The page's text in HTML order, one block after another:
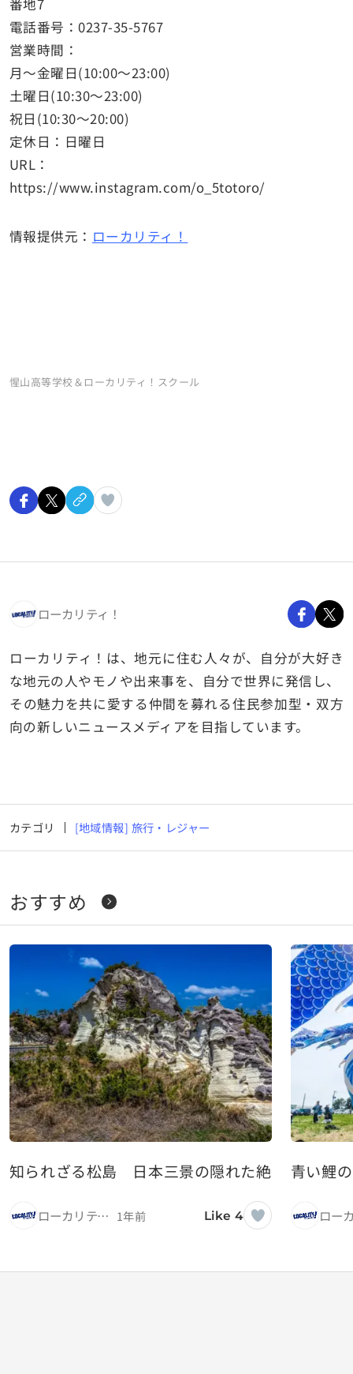
番地7
電話番号：0237-35-5767
営業時間：
月～金曜日(10:00〜23:00)
土曜日(10:30〜23:00)
祝日(10:30〜20:00)
定休日：日曜日
URL：
https://www.instagram.com/o_5totoro/
情報提供元： ローカリティ！
惺山高等学校＆ローカリティ！スクール
ローカリティ！
ローカリティ！は、地元に住む人々が、自分が大好き
な地元の人やモノや出来事を、自分で世界に発信し、
その魅力を共に愛する仲間を募れる住民参加型・双方
向の新しいニュースメディアを目指しています。
カテゴリ [地域情報] 旅行・レジャー
おすすめ
知られざる松島 日本三景の隠れた絶景スポッ
ローカリティ！ 1年前 Like 4
青い鯉